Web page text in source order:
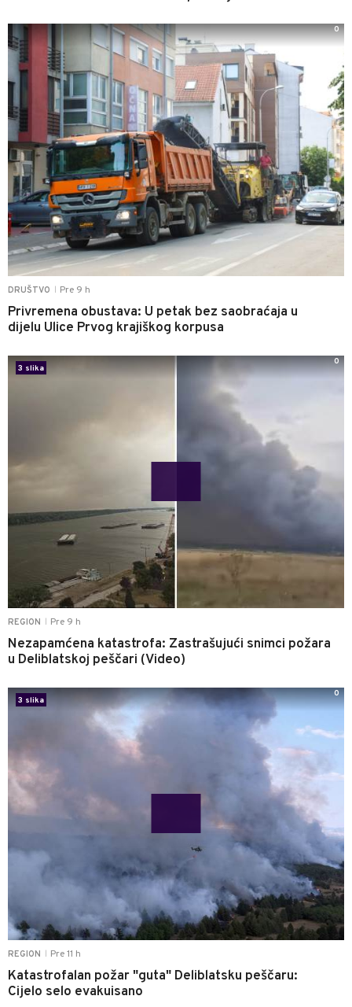
DRUŠTVO Pre 9 h
Privremena obustava: U petak bez saobraćaja u
dijelu Ulice Prvog krajiškog korpusa
0
REGION Pre 9 h
Nezapamćena katastrofa: Zastrašujući snimci požara
u Deliblatskoj peščari (Video)
3 slika
0
REGION Pre 11 h
Katastrofalan požar "guta" Deliblatsku peščaru:
Cijelo selo evakuisano
3 slika
0